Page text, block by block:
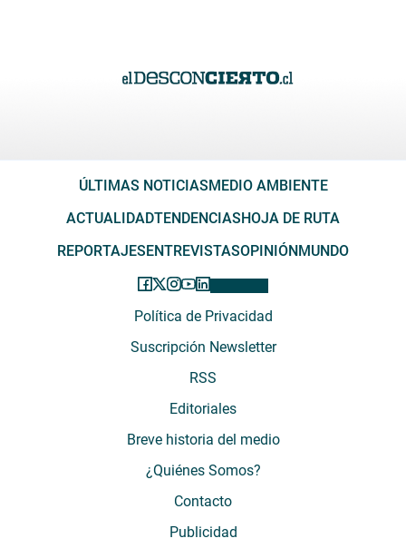
ÚLTIMAS NOTICIASMEDIO AMBIENTE
ACTUALIDADTENDENCIASHOJA DE RUTA
REPORTAJESENTREVISTASOPINIÓNMUNDO
Política de Privacidad
Suscripción Newsletter
RSS
Editoriales
Breve historia del medio
¿Quiénes Somos?
Contacto
Publicidad